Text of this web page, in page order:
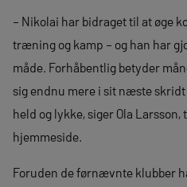
– Nikolai har bidraget til at øge
træning og kamp – og han har
måde. Forhåbentlig betyder
sig endnu mere i sit næste
held og lykke, siger Ola
hjemmeside.
Foruden de førnævnte klubber